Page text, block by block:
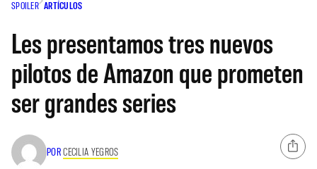
SPOILER ARTÍCULOS
Les presentamos tres nuevos
pilotos de Amazon que prometen
ser grandes series
PORCECILIA YEGROS